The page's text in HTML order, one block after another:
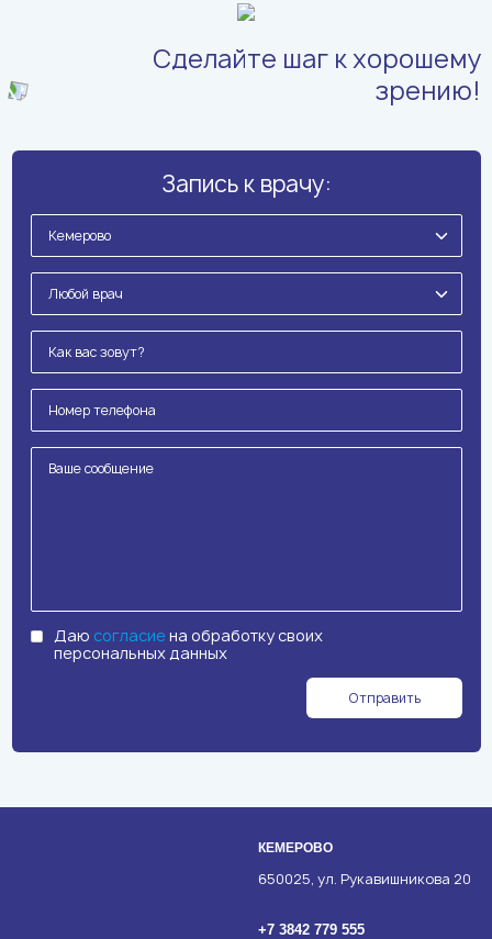
Сделайте шаг к хорошему
зрению!
Запись к врачу:
Даю согласиена обработку своих
персональных данных
Отправить
КЕМЕРОВО
650025, ул. Рукавишникова 20
+7 3842 779 555